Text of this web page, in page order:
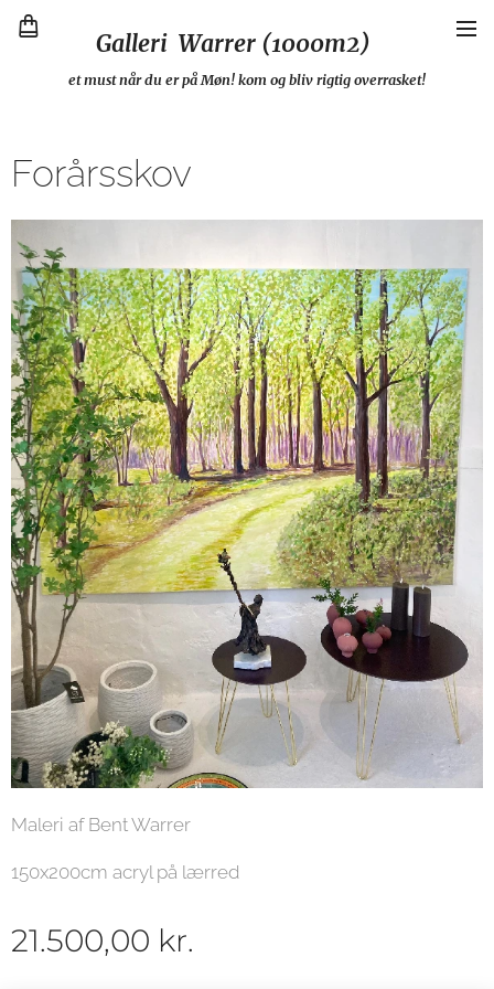
Galleri Warrer (1000m2)
et must når du er på Møn! kom og bliv rigtig overrasket!
Forårsskov
Maleri af Bent Warrer
150x200cm acryl på lærred
21.500,00 kr.